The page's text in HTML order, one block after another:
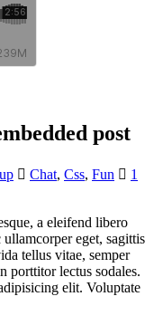
post
Chat, Css, Fun
1
a eleifend libero
eget, sagittis
tellus vitae, semper
porttitor lectus sodales.
elit. Voluptate